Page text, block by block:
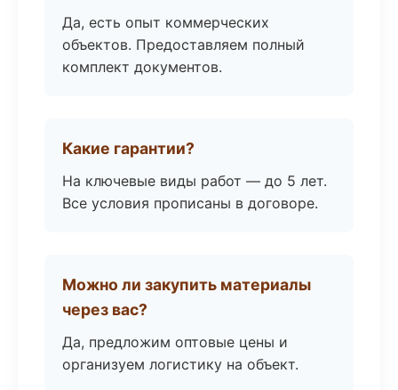
Да, есть опыт коммерческих
объектов. Предоставляем полный
комплект документов.
Какие гарантии?
На ключевые виды работ — до 5 лет.
Все условия прописаны в договоре.
Можно ли закупить материалы
через вас?
Да, предложим оптовые цены и
организуем логистику на объект.